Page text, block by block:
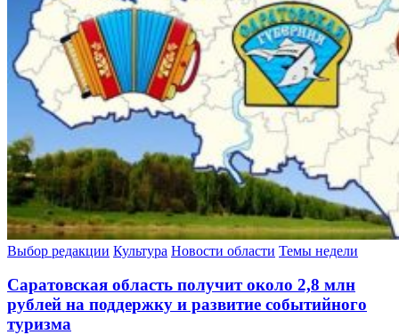
Выбор редакции Культура Новости области Темы недели
Саратовская область получит около 2,8 млн
рублей на поддержку и развитие событийного
туризма